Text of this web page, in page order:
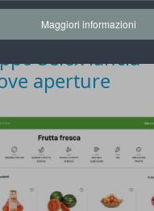
Maggiori informazioni
di spesa online
Selex lancia
aperture